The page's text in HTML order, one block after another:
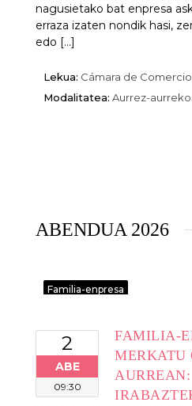
nagusietako bat enpresa
erraza izaten nondik hasi,
edo [...]
Lekua: Cámara de
Modalitatea: Aurrez-
ABENDUA 2026
Familia-enpresa
2
ABE
09:30
FAMILIA-
MERKATU